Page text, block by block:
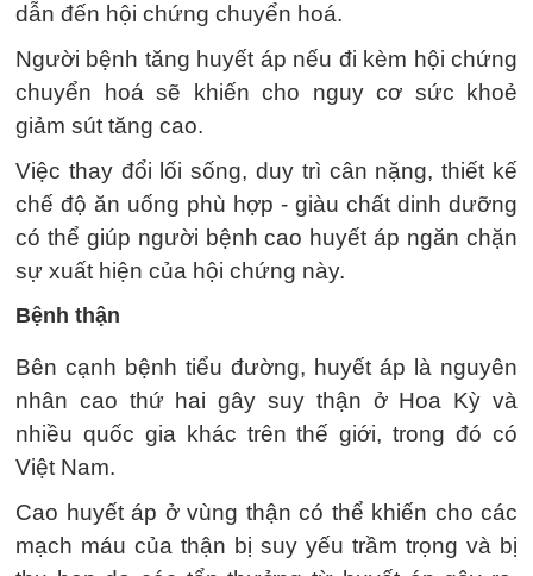
dẫn đến hội chứng chuyển hoá.
Người bệnh tăng huyết áp nếu đi kèm hội chứng
chuyển hoá sẽ khiến cho nguy cơ sức khoẻ
giảm sút tăng cao.
Việc thay đổi lối sống, duy trì cân nặng, thiết kế
chế độ ăn uống phù hợp - giàu chất dinh dưỡng
có thể giúp người bệnh cao huyết áp ngăn chặn
sự xuất hiện của hội chứng này.
Bệnh thận
Bên cạnh bệnh tiểu đường, huyết áp là nguyên
nhân cao thứ hai gây suy thận ở Hoa Kỳ và
nhiều quốc gia khác trên thế giới, trong đó có
Việt Nam.
Cao huyết áp ở vùng thận có thể khiến cho các
mạch máu của thận bị suy yếu trầm trọng và bị